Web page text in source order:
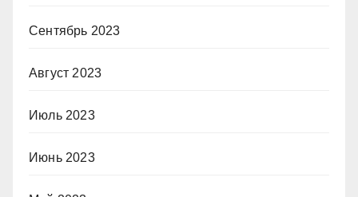
Сентябрь 2023
Август 2023
Июль 2023
Июнь 2023